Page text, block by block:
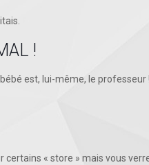
!
est, lui-même, le
« store » mais vous